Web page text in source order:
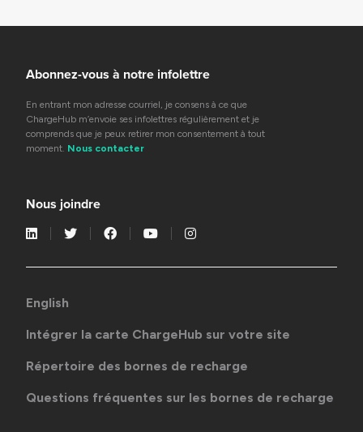
Abonnez-vous à notre infolettre
En entrant mon adresse courriel, je consens à ce que
ChargeHub m’envoie ses infolettres régulièrement et je
comprends que je peux retirer mon consentement à tout
moment. Nous contacter
Nous joindre
English
Intégrer la carte ChargeHub sur votre site
Répertoire des bornes de recharge
Questions fréquentes sur les bornes de recharge